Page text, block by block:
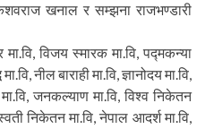
खनाल र सम्झना राजभण्डारी
विजय स्मारक मा.वि, पद्मकन्या
नील बाराही मा.वि, ज्ञानोदय मा.वि,
मा.वि, जनकल्याण मा.वि, विश्व निकेतन
निकेतन मा.वि, नेपाल आदर्श मा.वि,